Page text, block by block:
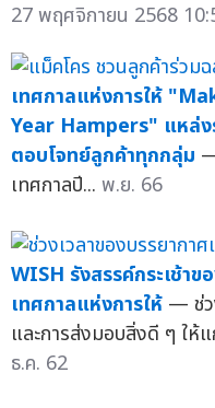
27 พฤศจิกายน 2568
เทศกาลแห่งการให้
Year Hampers" แหล่ง
ตอบโจทย์ลูกค้าทุกกลุ่ม
เทศกาลปี... พ.ย. 66
WISH รังสรรค์กระเช้า
เทศกาลแห่งการให้ — ช่ว
และการส่งมอบสิ่งดี ๆ ให้
ธ.ค. 62